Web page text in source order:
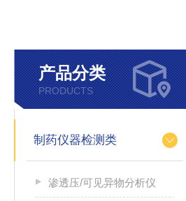
产品分类
PRODUCTS
制药仪器检测类
渗透压/可见异物分析仪